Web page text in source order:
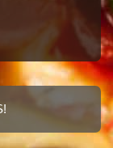
8 PUNTI 3,00